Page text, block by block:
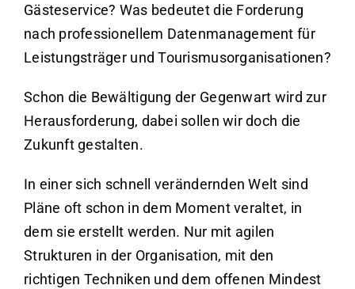
Gästeservice? Was bedeutet die Forderung
nach professionellem Datenmanagement für
Leistungsträger und Tourismusorganisationen?
Schon die Bewältigung der Gegenwart wird zur
Herausforderung, dabei sollen wir doch die
Zukunft gestalten.
In einer sich schnell verändernden Welt sind
Pläne oft schon in dem Moment veraltet, in
dem sie erstellt werden. Nur mit agilen
Strukturen in der Organisation, mit den
richtigen Techniken und dem offenen Mindest